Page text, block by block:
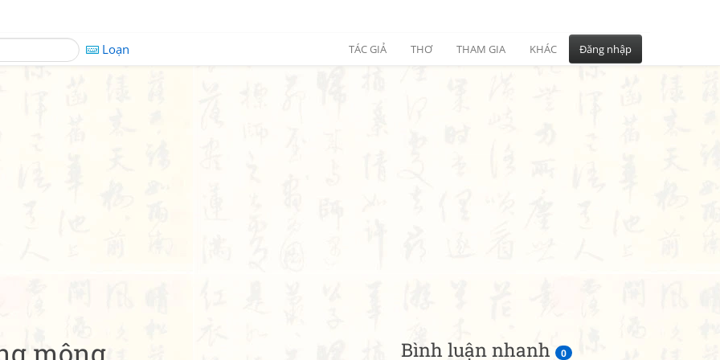
Loạn TÁC GIẢ THƠ THAM GIA KHÁC Đăng nhập
Bình luận nhanh 0
mộng